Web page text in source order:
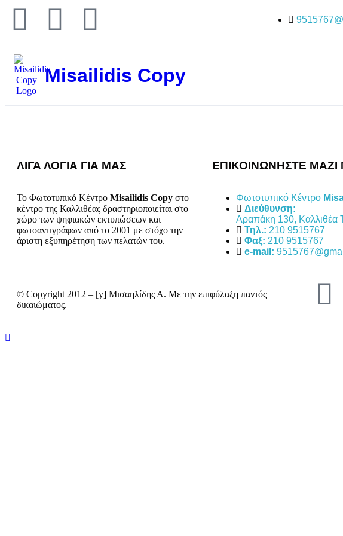
Misailidis Copy
ΛΙΓΑ ΛΟΓΙΑ ΓΙΑ ΜΑΣ
Το Φωτοτυπικό Κέντρο Misailidis Copy στο
κέντρο της Καλλιθέας δραστηριοποιείται στο
χώρο των ψηφιακών εκτυπώσεων και
φωτοαντιγράφων από το 2001 με στόχο την
άριστη εξυπηρέτηση των πελατών του.
ΕΠΙΚΟΙΝΩΝΗΣΤΕ ΜΑΖΙ
Φωτοτυπικό Κέντρο
Διεύθυνση:
Αραπάκη 130, Καλλιθέα
Τηλ.: 210 9515767
Φαξ: 210 9515767
e-mail:
© Copyright 2012 – [y] Μισαηλίδης Α. Με την επιφύλαξη παντός
δικαιώματος.